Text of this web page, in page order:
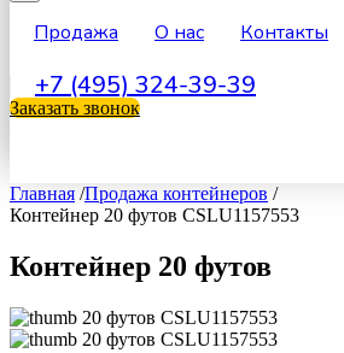
Продажа О нас Контакты
+7 (495) 324-39-39
Заказать звонок
Главная /Продажа контейнеров /
Контейнер 20 футов CSLU1157553
Контейнер 20 футов